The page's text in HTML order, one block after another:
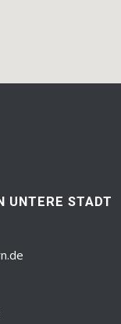
UNTERE STADT